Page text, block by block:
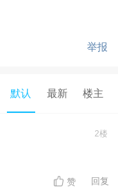
举报
默认 最新 楼主
2楼
赞 回复